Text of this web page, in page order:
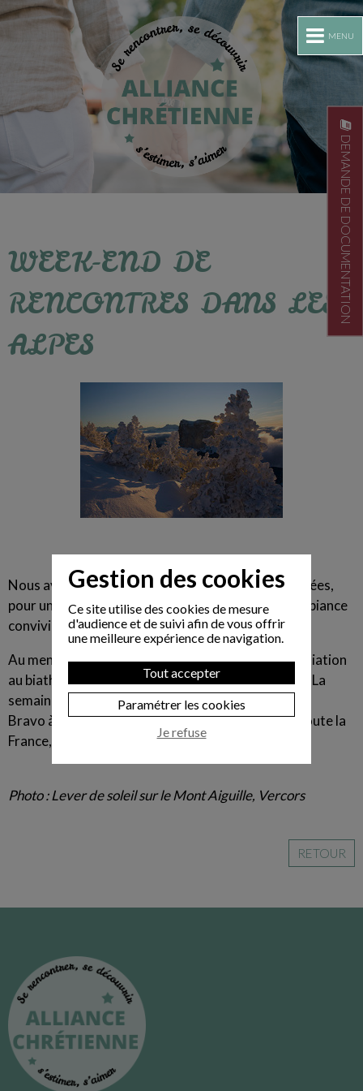
MENU
DEMANDE DE DOCUMENTATION
WEEK-END DE
RENCONTRES DANS LES
ALPES
Nous avons pris de l'altitude, sur les pentes enneigées,
pour un nouveau moment d'échanges dans une ambiance
conviviale et sportive.
Au menu, course d'orientation avec balise GPS, initiation
au biathlon, sortie en raquettes, soirée dansante... La
semaine sera à peine suffisante pour récupérer !
Bravo à la quarantaine de participants, venus de toute la
France, et même de Suisse !
Photo : Lever de soleil sur le Mont Aiguille, Vercors
RETOUR
Gestion des cookies
Ce site utilise des cookies de mesure
d'audience et de suivi afin de vous offrir
une meilleure expérience de navigation.
Tout accepter
Paramétrer les cookies
Je refuse